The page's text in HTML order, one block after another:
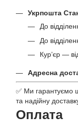
Укрпошта
До
До
Кур’єр —
Адресна
✅ Ми гарантуємо
та надійну
Оплата